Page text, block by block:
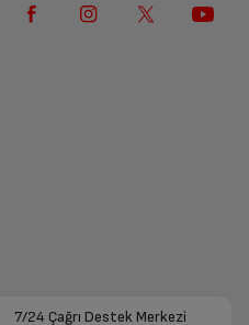
7/24 Çağrı Destek Merkezi